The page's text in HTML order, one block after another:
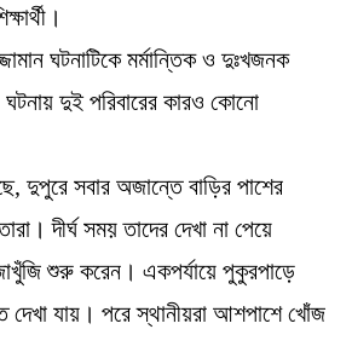
ঘটনাটিকে মর্মান্তিক ও দুঃখজনক
দুই পরিবারের কারও কোনো
দুপুরে সবার অজান্তে বাড়ির পাশের
দীর্ঘ সময় তাদের দেখা না পেয়ে
শুরু করেন। একপর্যায়ে পুকুরপাড়ে
দেখা যায়। পরে স্থানীয়রা আশপাশে খোঁজ